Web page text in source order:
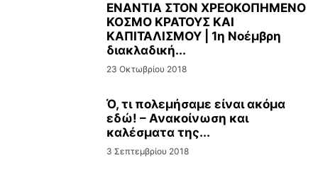
ΕΝΑΝΤΙΑ ΣΤΟΝ ΧΡΕΟΚΟΠΗΜΕΝΟ
ΚΟΣΜΟ ΚΡΑΤΟΥΣ ΚΑΙ
ΚΑΠΙΤΑΛΙΣΜΟΥ | 1η Νοέμβρη
διακλαδική...
23 Οκτωβρίου 2018
Ό, τι πολεμήσαμε είναι ακόμα
εδώ! – Ανακοίνωση και
καλέσματα της...
3 Σεπτεμβρίου 2018